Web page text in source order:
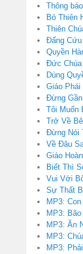
Thông báo
Bỏ Thiên
Thiên
Đấng
Quyền
Đức Chúa
Dùng
Giáo
Đừng
Tôi Muốn
Trở Về
Đừng Nói
Về Đâu
Giáo
Biết Thì
Vui Với
Sự Thất
MP3:
MP3:
MP3: Ăn
MP3:
MP3: